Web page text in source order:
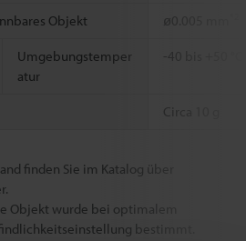
Objekt ø0.005 mm
Umgebungstemper
atur
-40 bis +50 °C
Circa 10 g
finden Sie im Katalog über
Objekt wurde bei optimalem
bestimmt.